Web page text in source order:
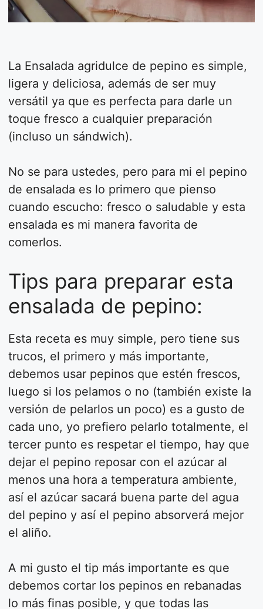
La Ensalada agridulce de pepino es simple,
ligera y deliciosa, además de ser muy
versátil ya que es perfecta para darle un
toque fresco a cualquier preparación
(incluso un sándwich).
No se para ustedes, pero para mi el pepino
de ensalada es lo primero que pienso
cuando escucho: fresco o saludable y esta
ensalada es mi manera favorita de
comerlos.
Tips para preparar esta
ensalada de pepino:
Esta receta es muy simple, pero tiene sus
trucos, el primero y más importante,
debemos usar pepinos que estén frescos,
luego si los pelamos o no (también existe la
versión de pelarlos un poco) es a gusto de
cada uno, yo prefiero pelarlo totalmente, el
tercer punto es respetar el tiempo, hay que
dejar el pepino reposar con el azúcar al
menos una hora a temperatura ambiente,
así el azúcar sacará buena parte del agua
del pepino y así el pepino absorverá mejor
el aliño.
A mi gusto el tip más importante es que
debemos cortar los pepinos en rebanadas
lo más finas posible, y que todas las